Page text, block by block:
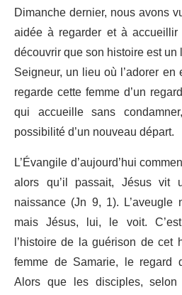
Dimanche dernier, nous avons
aidée à regarder et à
découvrir que son histoire est
Seigneur, un lieu où l’adorer
regarde cette femme d’un
qui accueille sans
possibilité d’un nouveau départ.
L’Évangile d’aujourd’hui
alors qu’il passait, Jésus vit
naissance (Jn 9, 1).
mais Jésus, lui, le voit.
l’histoire de la guérison de cet
femme de Samarie, le regard
Alors que les disciples,